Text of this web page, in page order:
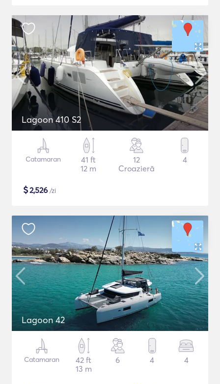
Lagoon 410 S2
Catamaran
41 ft
12 m
12
Croazieră
4
$2,526 /zi
Lagoon 42
Catamaran
42 ft
13 m
6 4 4